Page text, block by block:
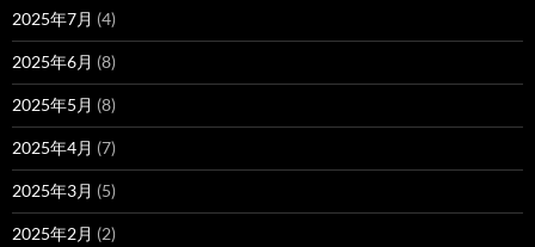
2025年7月 (4)
2025年6月 (8)
2025年5月 (8)
2025年4月 (7)
2025年3月 (5)
2025年2月 (2)